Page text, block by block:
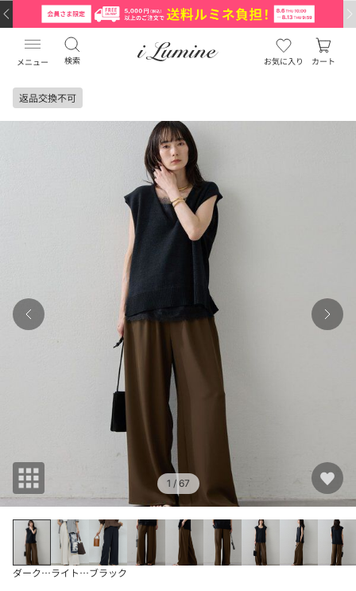
メニュー 検索 お気に入り カート
返品交換不可
1 / 67
ダークブラウンライトベージュ
ブラック